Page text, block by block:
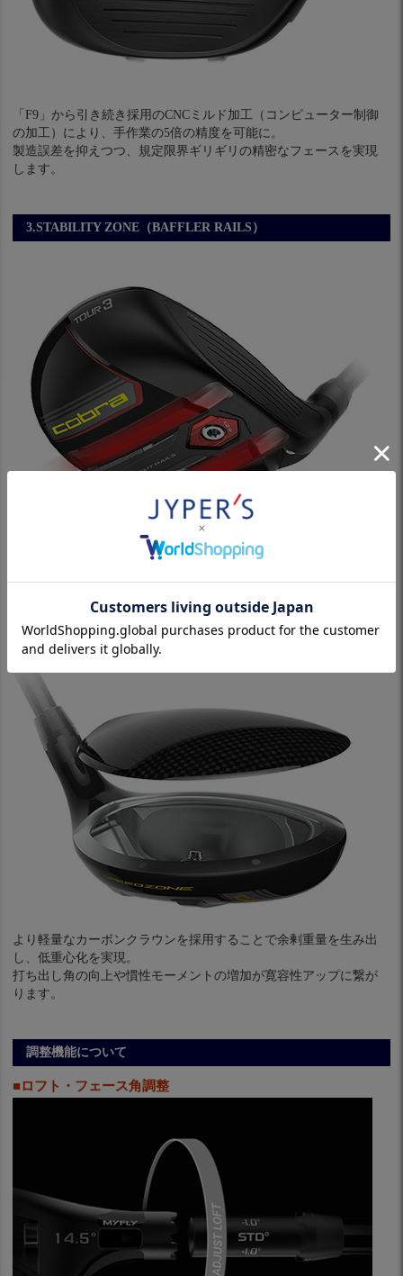
「F9」から引き続き採用のCNCミルド加工（コンピューター制御
の加工）により、手作業の5倍の精度を可能に。
製造誤差を抑えつつ、規定限界ギリギリの精密なフェースを実現
します。
3.STABILITY ZONE（BAFFLER RAILS）
バンカーやタイトなライ、厚いラフからのショットをバフラーレ
ソールを滑らせ、インパクトを安定させ、より正確なショットを
実現。
4.LIGHT ZONE（CARBON FIBER CROWN）
より軽量なカーボンクラウンを採用することで余剰重量を生み出
し、低重心化を実現。
打ち出し角の向上や慣性モーメントの増加が寛容性アップに繋が
ります。
調整機能について
■ロフト・フェース角調整